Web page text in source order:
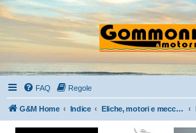
FAQ Regole
G&M Home Indice Eliche, motori e meccanica in generale